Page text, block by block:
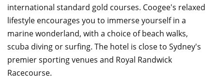
international standard gold courses. Coogee's relaxed
lifestyle encourages you to immerse yourself in a
marine wonderland, with a choice of beach walks,
scuba diving or surfing. The hotel is close to Sydney's
premier sporting venues and Royal Randwick
Racecourse.